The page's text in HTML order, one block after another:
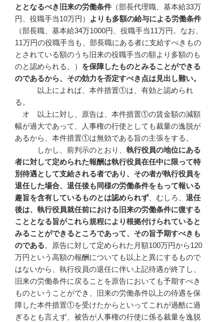
ととなるべき旧来の労働条件 （部長代理職、基本給33万
円、役職手当10万円）
よりも多額の給与による労働条件
（部長職、基本給34万1000円、役職手当11万円。なお、
11万円の役職手当も、部長職にある者に支給すべきもの
とされている額のうち旧来の役職手当の額より多額のも
のと認められる。） を保障したものとみることができる
のであるから、その効力を否定すべき点は見出し難い。
以上によれば、本件措置①は、有効と認められ
る。
オ 以上に対し、原告は、本件措置①の賃金額の減額
幅が過大であって、人事権の行使としても裁量の逸脱が
あるから、本件措置①は無効である旨の主張をする。
しかし、前判示のとおり、 執行役員の地位にある
者に対して定められた報酬は執行役員在任中に限って特
別待遇として支給される者であり、その者が執行役員を
退任した場合、退任後も同様の労働条件をもって報いる
趣旨を含有しているものとは認められず 、むしろ、 退任
後は、執行役員就任前における旧来の労働条件に復する
こととなる旨がこれら規程により根拠付けられていると
みることができるところであって、その旨予期すべきも
のである。原告に対して定められた月額100万円から120
万円という高額の報酬についても以上と異にするもので
はないから、執行役員の退任に伴い上記待遇が終了し、
旧来の労働条件に戻ることを原告においても予期すべき
ものということができ、旧来の労働条件以上の待遇を保
障した本件措置①を受けたからといってこれが過酷に過
ぎるとも言えず、被告が人事権の行使に係る裁量を逸脱